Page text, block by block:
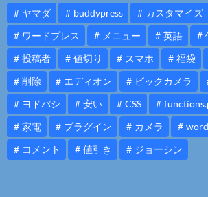
ヤマダ buddypress カスタマイズ
ワードプレス
メニュー 英語
投稿者
値切り スマホ 福袋
削除
エディオン ビックカメラ
ヨドバシ
安い CSS
家電
プラグイン カメラ
コメント
値引き ジョーシン